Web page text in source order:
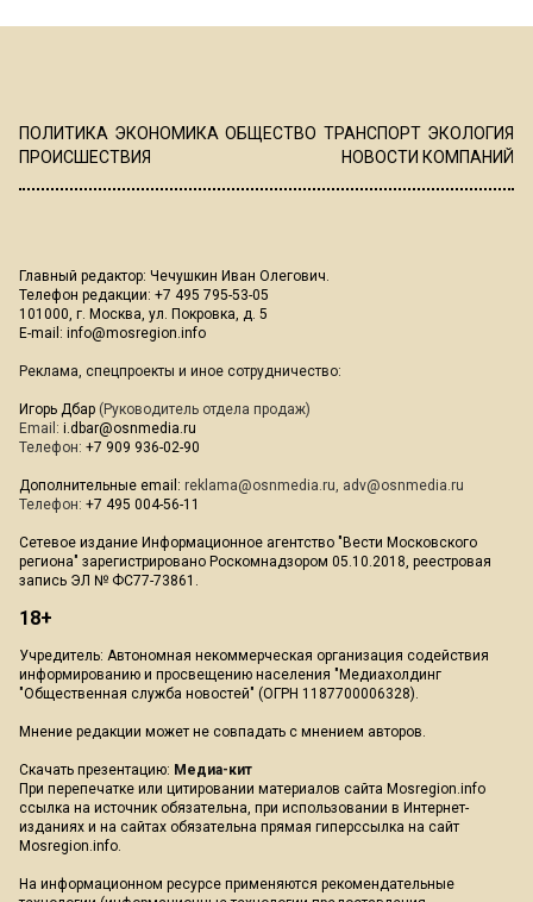
ПОЛИТИКА ЭКОНОМИКА ОБЩЕСТВО ТРАНСПОРТ ЭКОЛОГИЯ
ПРОИСШЕСТВИЯ
НОВОСТИ КОМПАНИЙ
Главный редактор: Чечушкин Иван Олегович.
Телефон редакции: +7 495 795-53-05
101000, г. Москва, ул. Покровка, д. 5
E-mail: info@mosregion.info
Реклама, спецпроекты и иное сотрудничество:
Игорь Дбар (Руководитель отдела продаж)
Email: i.dbar@osnmedia.ru
Телефон: +7 909 936-02-90
Дополнительные email: reklama@osnmedia.ru, adv@osnmedia.ru
Телефон: +7 495 004-56-11
Сетевое издание Информационное агентство "Вести Московского
региона" зарегистрировано Роскомнадзором 05.10.2018, реестровая
запись ЭЛ № ФС77-73861.
18+
Учредитель: Автономная некоммерческая организация содействия
информированию и просвещению населения "Медиахолдинг
"Общественная служба новостей" (ОГРН 1187700006328).
Мнение редакции может не совпадать с мнением авторов.
Скачать презентацию: Медиа-кит
При перепечатке или цитировании материалов сайта Mosregion.info
ссылка на источник обязательна, при использовании в Интернет-
изданиях и на сайтах обязательна прямая гиперссылка на сайт
Mosregion.info.
На информационном ресурсе применяются рекомендательные